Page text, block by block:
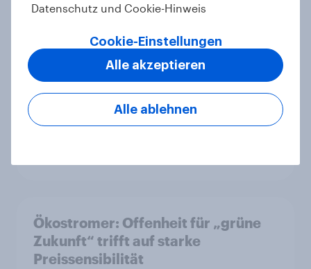
Leichter Trend zum Nein zur
Einwanderungsbegrenzung –
Zivildienstgesetz ohne klare
Mehrheit, Zweifel an Notwendigkeit
Ökostromer: Offenheit für „grüne
Zukunft“ trifft auf starke
Preissensibilität
Datenschutz und Cookie-Hinweis
Cookie-Einstellungen
Alle ablehnen
Alle akzeptieren